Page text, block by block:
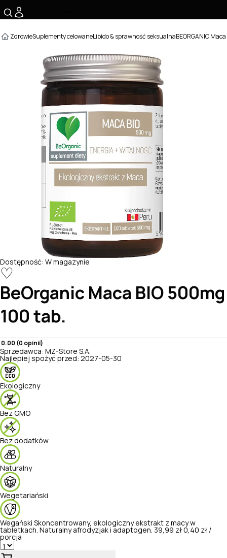
ZdrowieSuplementy celowaneLibido & sprawność seksualnaBEORGANIC
Dostępność: W magazynie
♡
BeOrganic Maca BIO 500mg
100 tab.
0.00 (0 opinii)
Sprzedawca: MZ-Store S.A.
Najlepiej spożyć przed: 2027-05-30
Ekologiczny
Bez GMO
Bez dodatków
Naturalny
Wegetariański
Wegański Skoncentrowany, ekologiczny ekstrakt z macy w
tabletkach. Naturalny afrodyzjak i adaptogen. 39,99 zł 0,40 zł /
porcja